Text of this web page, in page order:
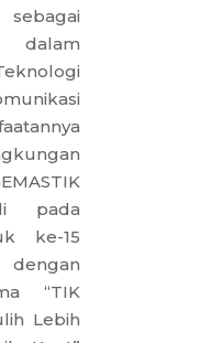
dalam
pada
ke-15
“TIK
Lebih